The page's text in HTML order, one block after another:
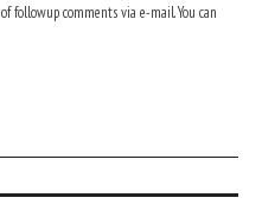
followup comments via e-mail. You can